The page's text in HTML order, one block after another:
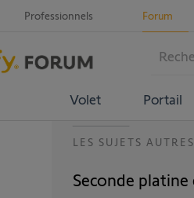
Professionnels Forum
Volet Portail
LES SUJETS
Seconde